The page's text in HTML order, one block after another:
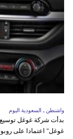
واشنطن ـ السعودية اليوم
بدأت شركة غوغل
غوغل" اعتمادا على